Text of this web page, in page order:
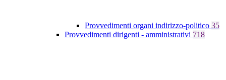
Provvedimenti organi indirizzo-politico 35
Provvedimenti dirigenti - amministrativi 718